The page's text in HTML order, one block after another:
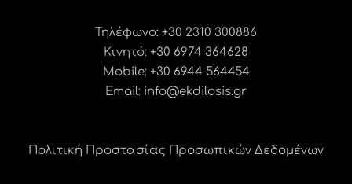
Τηλέφωνο: +30 2310 300886
Κινητό: +30 6974 364628
Mobile: +30 6944 564454
Email: info@ekdilosis.gr
Πολιτική Προστασίας Προσωπικών Δεδομένων